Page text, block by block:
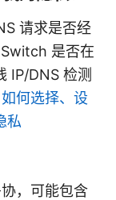
请求是否经
是否在
IP/DNS 检测
何选择、设
私
，可能包含